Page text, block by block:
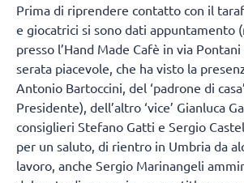
Prima di riprendere contatto con il
e giocatrici si sono dati appuntamento
presso l’Hand Made Cafè in via
serata piacevole, che ha visto la
Antonio Bartoccini, del ‘padrone di
Presidente), dell’altro ‘vice’ Gianluca
consiglieri Stefano Gatti e Sergio
per un saluto, di rientro in Umbria da
lavoro, anche Sergio Marinangeli